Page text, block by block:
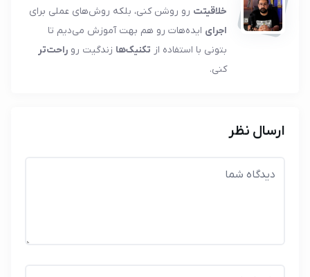
خلاقیتت رو روشن کنی، بلکه روش‌های عملی برای
اجرای ایده‌هات رو هم بهت آموزش می‌دیم تا
بتونی با استفاده از تکنیک‌ها زندگیت رو راحت‌تر
کنی.
ارسال نظر